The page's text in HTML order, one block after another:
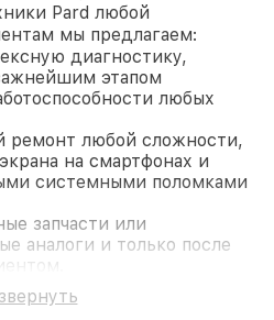
Pard любой
мы предлагаем:
диагностику,
этапом
любых
ремонт любой сложности,
на смартфонах и
системными поломками
запчасти или
аналоги и только после
комплектующие
гарантия. В случае